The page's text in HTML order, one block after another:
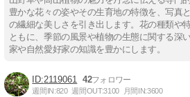
豊かな花々の姿やその生育地の特徴を、写真
の繊細な美しさを引き出します。花の種類や
ともに、季節の風景や植物の生態に関する深
家や自然愛好家の知識を豊かにします。
2119061 42
週間IN:820 週間OUT:3100 月間IN:3600